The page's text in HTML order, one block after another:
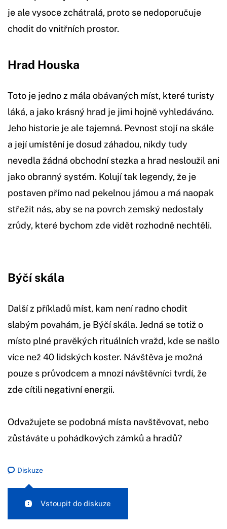
je ale vysoce zchátralá, proto se nedoporučuje
chodit do vnitřních prostor.
Hrad Houska
Toto je jedno z mála obávaných míst, které turisty
láká, a jako krásný hrad je jimi hojně vyhledáváno.
Jeho historie je ale tajemná. Pevnost stojí na skále
a její umístění je dosud záhadou, nikdy tudy
nevedla žádná obchodní stezka a hrad nesloužil ani
jako obranný systém. Kolují tak legendy, že je
postaven přímo nad pekelnou jámou a má naopak
střežit nás, aby se na povrch zemský nedostaly
zrůdy, které bychom zde vidět rozhodně nechtěli.
Býčí skála
Další z příkladů míst, kam není radno chodit
slabým povahám, je Býčí skála. Jedná se totiž o
místo plné pravěkých rituálních vražd, kde se našlo
více než 40 lidských koster. Návštěva je možná
pouze s průvodcem a mnozí návštěvníci tvrdí, že
zde cítili negativní energii.
Odvažujete se podobná místa navštěvovat, nebo
zůstáváte u pohádkových zámků a hradů?
Diskuze
Vstoupit do diskuze